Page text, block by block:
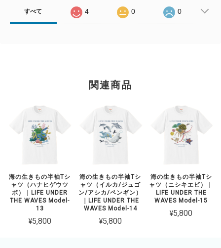
すべて 4 0 0
関連商品
海の生きもの半袖Tシ
ャツ（ハナヒゲウツ
ボ）｜LIFE UNDER
THE WAVES Model-
13
¥5,800
海の生きもの半袖Tシ
ャツ（イルカ/ジュゴ
ン/アシカ/ペンギン）
｜LIFE UNDER THE
WAVES Model-14
¥5,800
海の生きもの半袖Tシ
ャツ（ニシキエビ）｜
LIFE UNDER THE
WAVES Model-15
¥5,800